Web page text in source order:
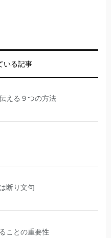
いる記事
える９つの方法
断り文句
ことの重要性